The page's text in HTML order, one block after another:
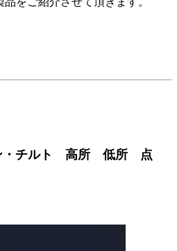
チルト 高所 低所 点